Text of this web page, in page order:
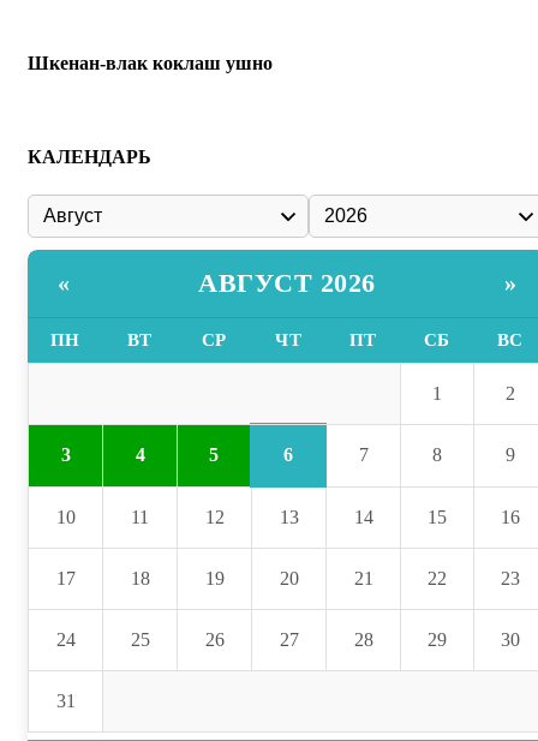
Шкенан-влак коклаш ушно
КАЛЕНДАРЬ
« АВГУСТ 2026 »
ПН ВТ СР ЧТ ПТ СБ ВС
1 2
3 4 5 6 7 8 9
10 11 12 13 14 15 16
17 18 19 20 21 22 23
24 25 26 27 28 29 30
31